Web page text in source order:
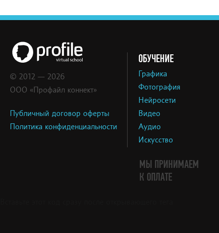
© 2012 — 2026
ООО «Профайл коннект»
Публичный договор оферты
Политика конфиденциальности
ОБУЧЕНИЕ
Графика
Фотография
Нейросети
Видео
Аудио
Искусство
МЫ ПРИНИМАЕМ
К ОПЛАТЕ